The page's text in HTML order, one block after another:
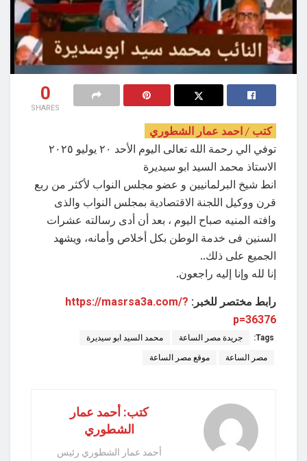
0
SHARES
كتب / احمد عمار الشطوري
توفي الي رحمة الله تعالى اليوم الأحد ٢٠ يوليو ٢٠٢٥
الاستاذ محمد السيد ابو سيديرة
انط شيخ البرلمانيين و عضو مجلس النواب لأكثر من ربع
قرن ووكيل اللجنة الاقتصادية بمجلس النواب والذى
وافته المنيه صباح اليوم ، بعد أن أدى رسالته عشرات
السنين فى خدمة الوطن بكل أخلاص وأمانه، ويشهد
الجميع على ذلك..
إنا لله وإنا إليه راجعون.
رابط مختصر للخبر: https://masrsa3a.com/?
p=36376
Tags: جريدة مصر الساعة محمد السيد ابو سيديرة
مصر الساعة موقع مصر الساعة
كتب: أحمد عمار
الشطوري
أحمد عمار الشطوري رئيس